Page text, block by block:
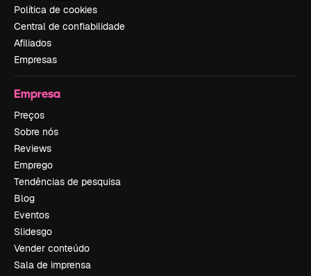
Política de cookies
Central de confiabilidade
Afiliados
Empresas
Empresa
Preços
Sobre nós
Reviews
Emprego
Tendências de pesquisa
Blog
Eventos
Slidesgo
Vender conteúdo
Sala de imprensa